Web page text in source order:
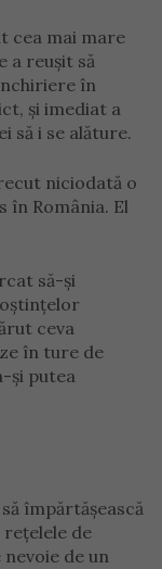
cea mai mare
a reușit să
în
și imediat a
să i se alăture.
niciodată o
în România. El
să-și
ceva
în ture de
și putea
împărtășească
de
de un